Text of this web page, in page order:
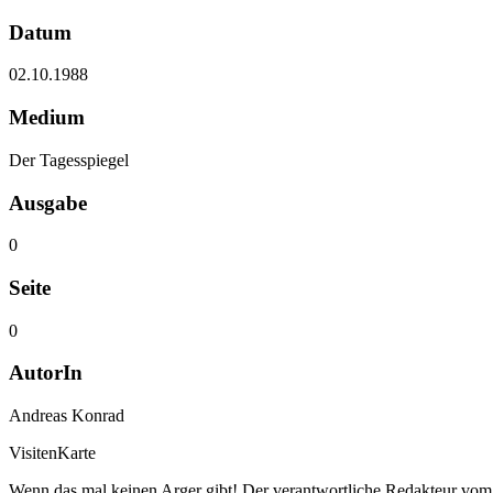
Datum
02.10.1988
Medium
Der Tagesspiegel
Ausgabe
0
Seite
0
AutorIn
Andreas Konrad
VisitenKarte